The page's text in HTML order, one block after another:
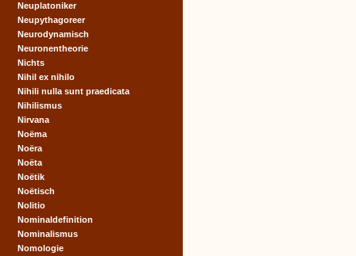
Neuplatoniker
Neupythagoreer
Neurodynamisch
Neuronentheorie
Nichts
Nihil ex nihilo
Nihili nulla sunt praedicata
Nihilismus
Nirvana
Noëma
Noëra
Noëta
Noëtik
Noëtisch
Nolitio
Nominaldefinition
Nominalismus
Nomologie